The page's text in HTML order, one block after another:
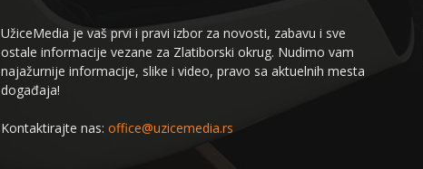
UžiceMedia je vaš prvi i pravi izbor za novosti, zabavu i sve
ostale informacije vezane za Zlatiborski okrug. Nudimo vam
najažurnije informacije, slike i video, pravo sa aktuelnih mesta
događaja!
Kontaktirajte nas: office@uzicemedia.rs